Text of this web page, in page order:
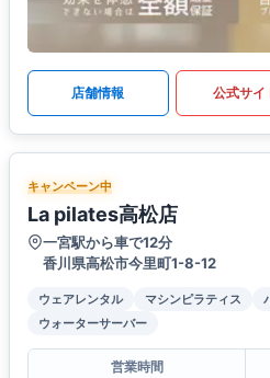
店舗情報 公式サイ
キャンペーン中
La pilates高松店
一宮駅から車で12分
香川県高松市今里町1-8-12
ウェアレンタル マシンピラティス
ウォーターサーバー
営業時間